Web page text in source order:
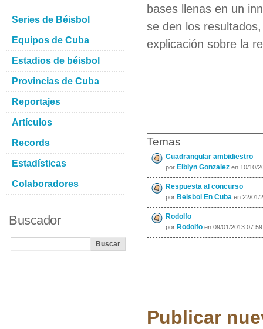
bases llenas en un
se den los
explicación sobre la
Temas
Cuadrangular ambidiestro
por Eiblyn Gonzalez en 10/10/
Respuesta al concurso
por Beisbol En Cuba en 22/01/
Rodolfo
por Rodolfo en 09/01/2013
Publicar
Series de Béisbol
Equipos de Cuba
Estadios de béisbol
Provincias de Cuba
Reportajes
Artículos
Records
Estadísticas
Colaboradores
Buscador